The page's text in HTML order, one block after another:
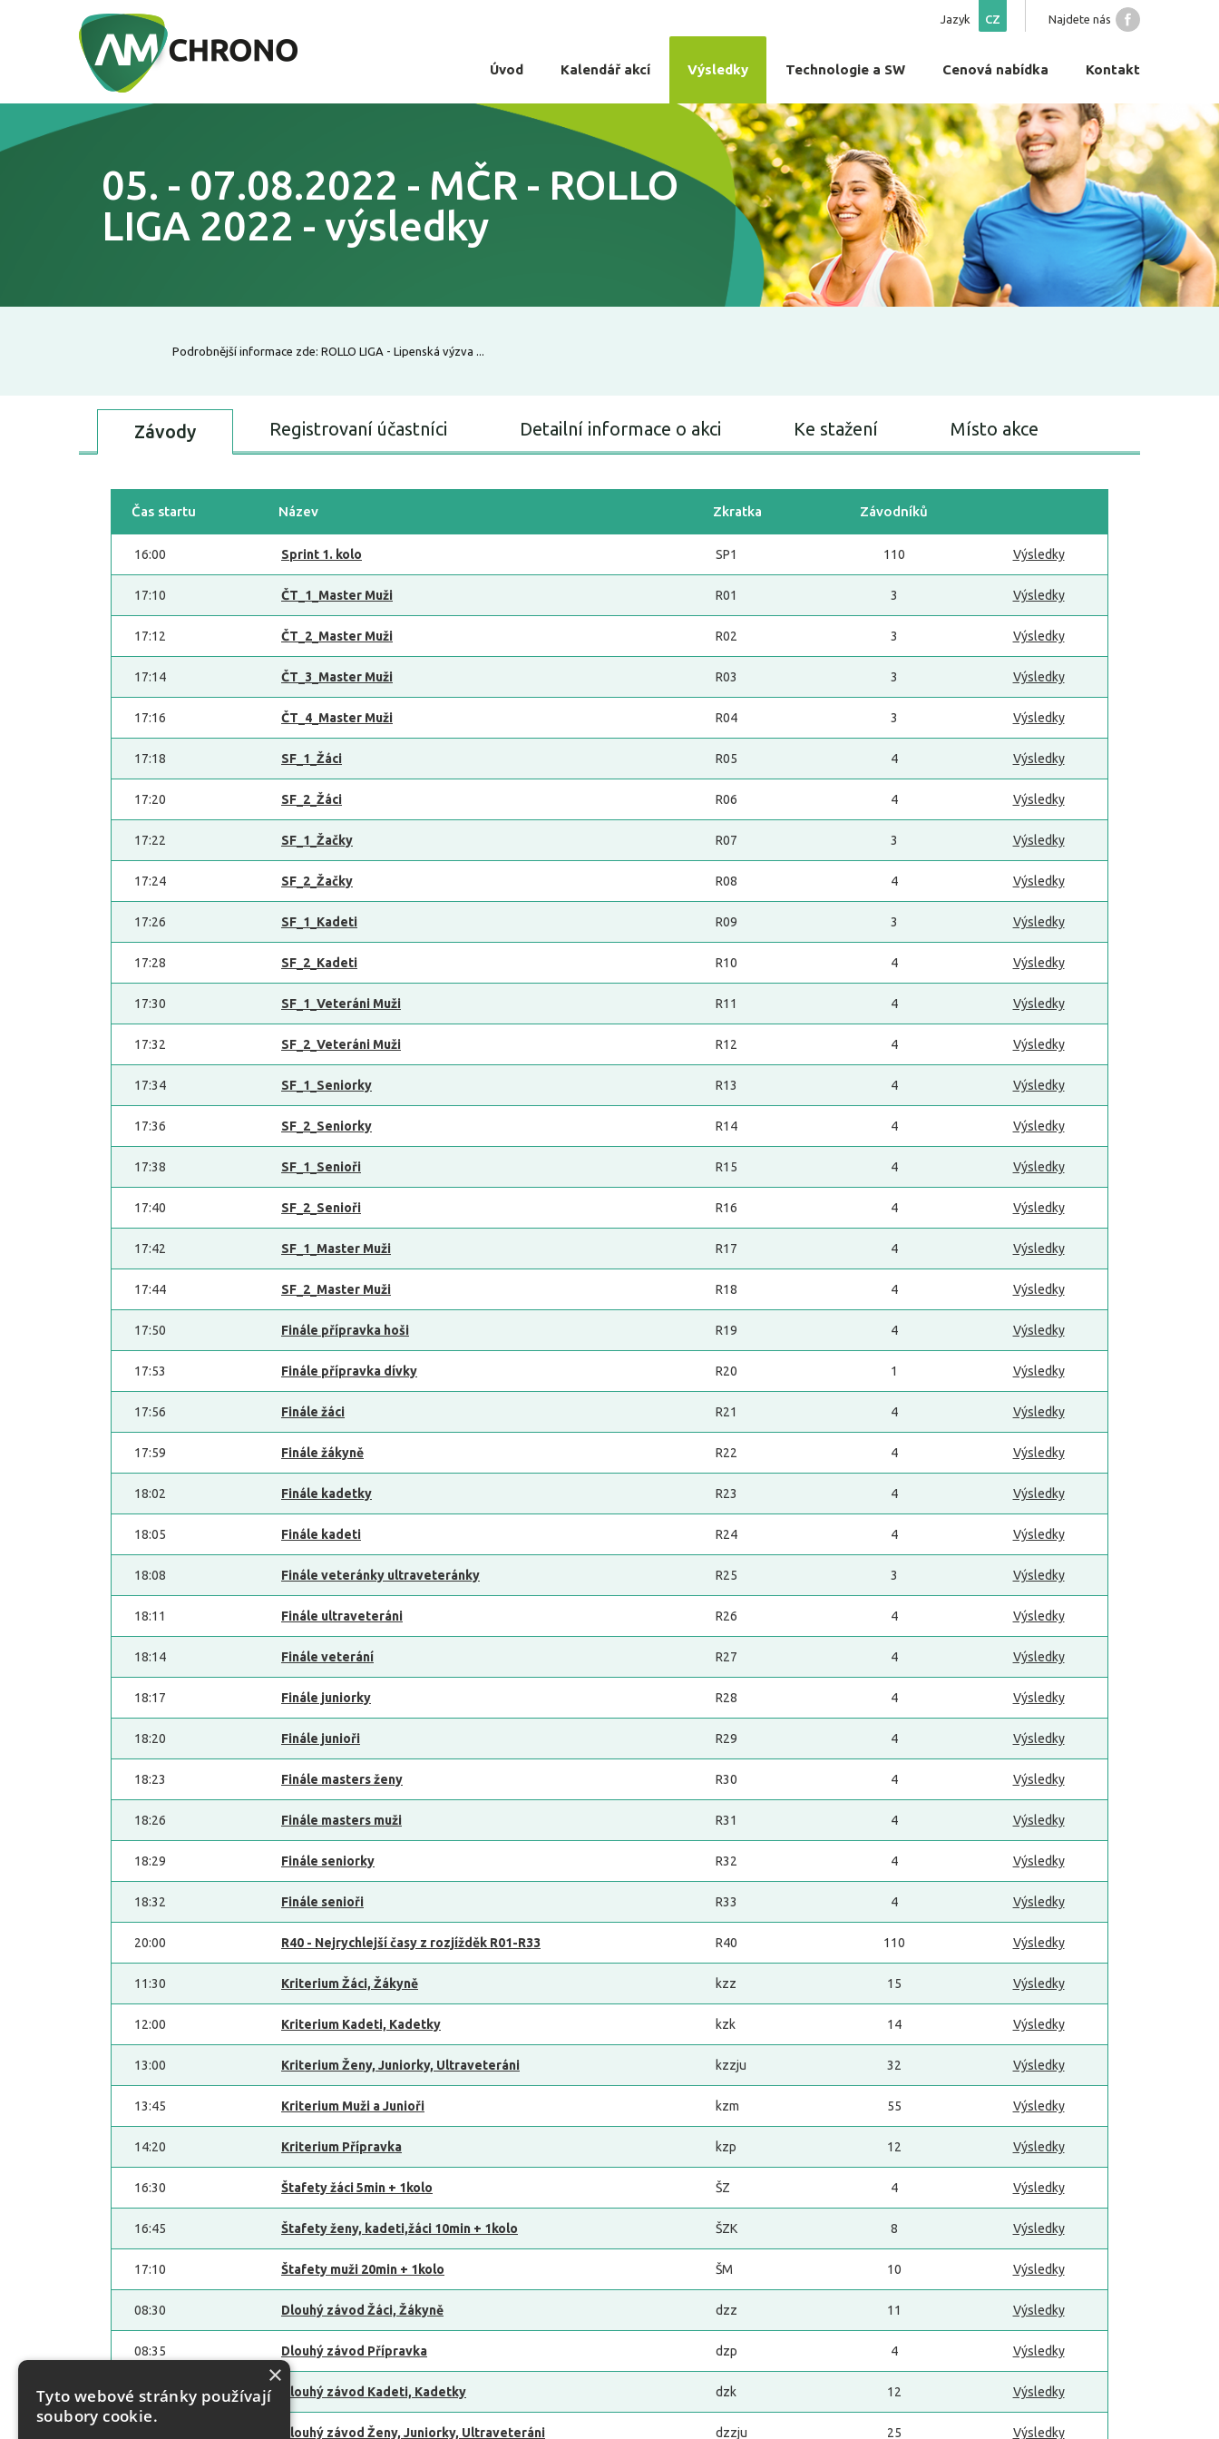
Najdete nás
Jazyk CZ
Úvod Kalendář akcí Výsledky Technologie a SW Cenová nabídka Kontakt
05. - 07.08.2022 - MČR - ROLLO
LIGA 2022 - výsledky
Podrobnější informace zde: ROLLO LIGA - Lipenská výzva ...
Závody Registrovaní účastníci Detailní informace o akci Ke stažení Místo akce
Čas startu Název Zkratka Závodníků
16:00 Sprint 1. kolo SP1 110 Výsledky
17:10 ČT_1_Master Muži R01 3 Výsledky
17:12 ČT_2_Master Muži R02 3 Výsledky
17:14 ČT_3_Master Muži R03 3 Výsledky
17:16 ČT_4_Master Muži R04 3 Výsledky
17:18 SF_1_Žáci R05 4 Výsledky
17:20 SF_2_Žáci R06 4 Výsledky
17:22 SF_1_Žačky R07 3 Výsledky
17:24 SF_2_Žačky R08 4 Výsledky
17:26 SF_1_Kadeti R09 3 Výsledky
17:28 SF_2_Kadeti R10 4 Výsledky
17:30 SF_1_Veteráni Muži R11 4 Výsledky
17:32 SF_2_Veteráni Muži R12 4 Výsledky
17:34 SF_1_Seniorky R13 4 Výsledky
17:36 SF_2_Seniorky R14 4 Výsledky
17:38 SF_1_Senioři R15 4 Výsledky
17:40 SF_2_Senioři R16 4 Výsledky
17:42 SF_1_Master Muži R17 4 Výsledky
17:44 SF_2_Master Muži R18 4 Výsledky
17:50 Finále přípravka hoši R19 4 Výsledky
17:53 Finále přípravka dívky R20 1 Výsledky
17:56 Finále žáci R21 4 Výsledky
17:59 Finále žákyně R22 4 Výsledky
18:02 Finále kadetky R23 4 Výsledky
18:05 Finále kadeti R24 4 Výsledky
18:08 Finále veteránky ultraveteránky R25 3 Výsledky
18:11 Finále ultraveteráni R26 4 Výsledky
18:14 Finále veterání R27 4 Výsledky
18:17 Finále juniorky R28 4 Výsledky
18:20 Finále junioři R29 4 Výsledky
18:23 Finále masters ženy R30 4 Výsledky
18:26 Finále masters muži R31 4 Výsledky
18:29 Finále seniorky R32 4 Výsledky
18:32 Finále senioři R33 4 Výsledky
20:00 R40 - Nejrychlejší časy z rozjížděk R01-R33 R40 110 Výsledky
11:30 Kriterium Žáci, Žákyně kzz 15 Výsledky
12:00 Kriterium Kadeti, Kadetky kzk 14 Výsledky
13:00 Kriterium Ženy, Juniorky, Ultraveteráni kzzju 32 Výsledky
13:45 Kriterium Muži a Junioři kzm 55 Výsledky
14:20 Kriterium Přípravka kzp 12 Výsledky
16:30 Štafety žáci 5min + 1kolo ŠZ 4 Výsledky
16:45 Štafety ženy, kadeti,žáci 10min + 1kolo ŠZK 8 Výsledky
17:10 Štafety muži 20min + 1kolo ŠM 10 Výsledky
08:30 Dlouhý závod Žáci, Žákyně dzz 11 Výsledky
08:35 Dlouhý závod Přípravka dzp 4 Výsledky
09:10 Dlouhý závod Kadeti, Kadetky dzk 12 Výsledky
Dlouhý závod Ženy, Juniorky, Ultraveteráni dzzju 25 Výsledky
×
Tyto webové stránky používají
soubory cookie.